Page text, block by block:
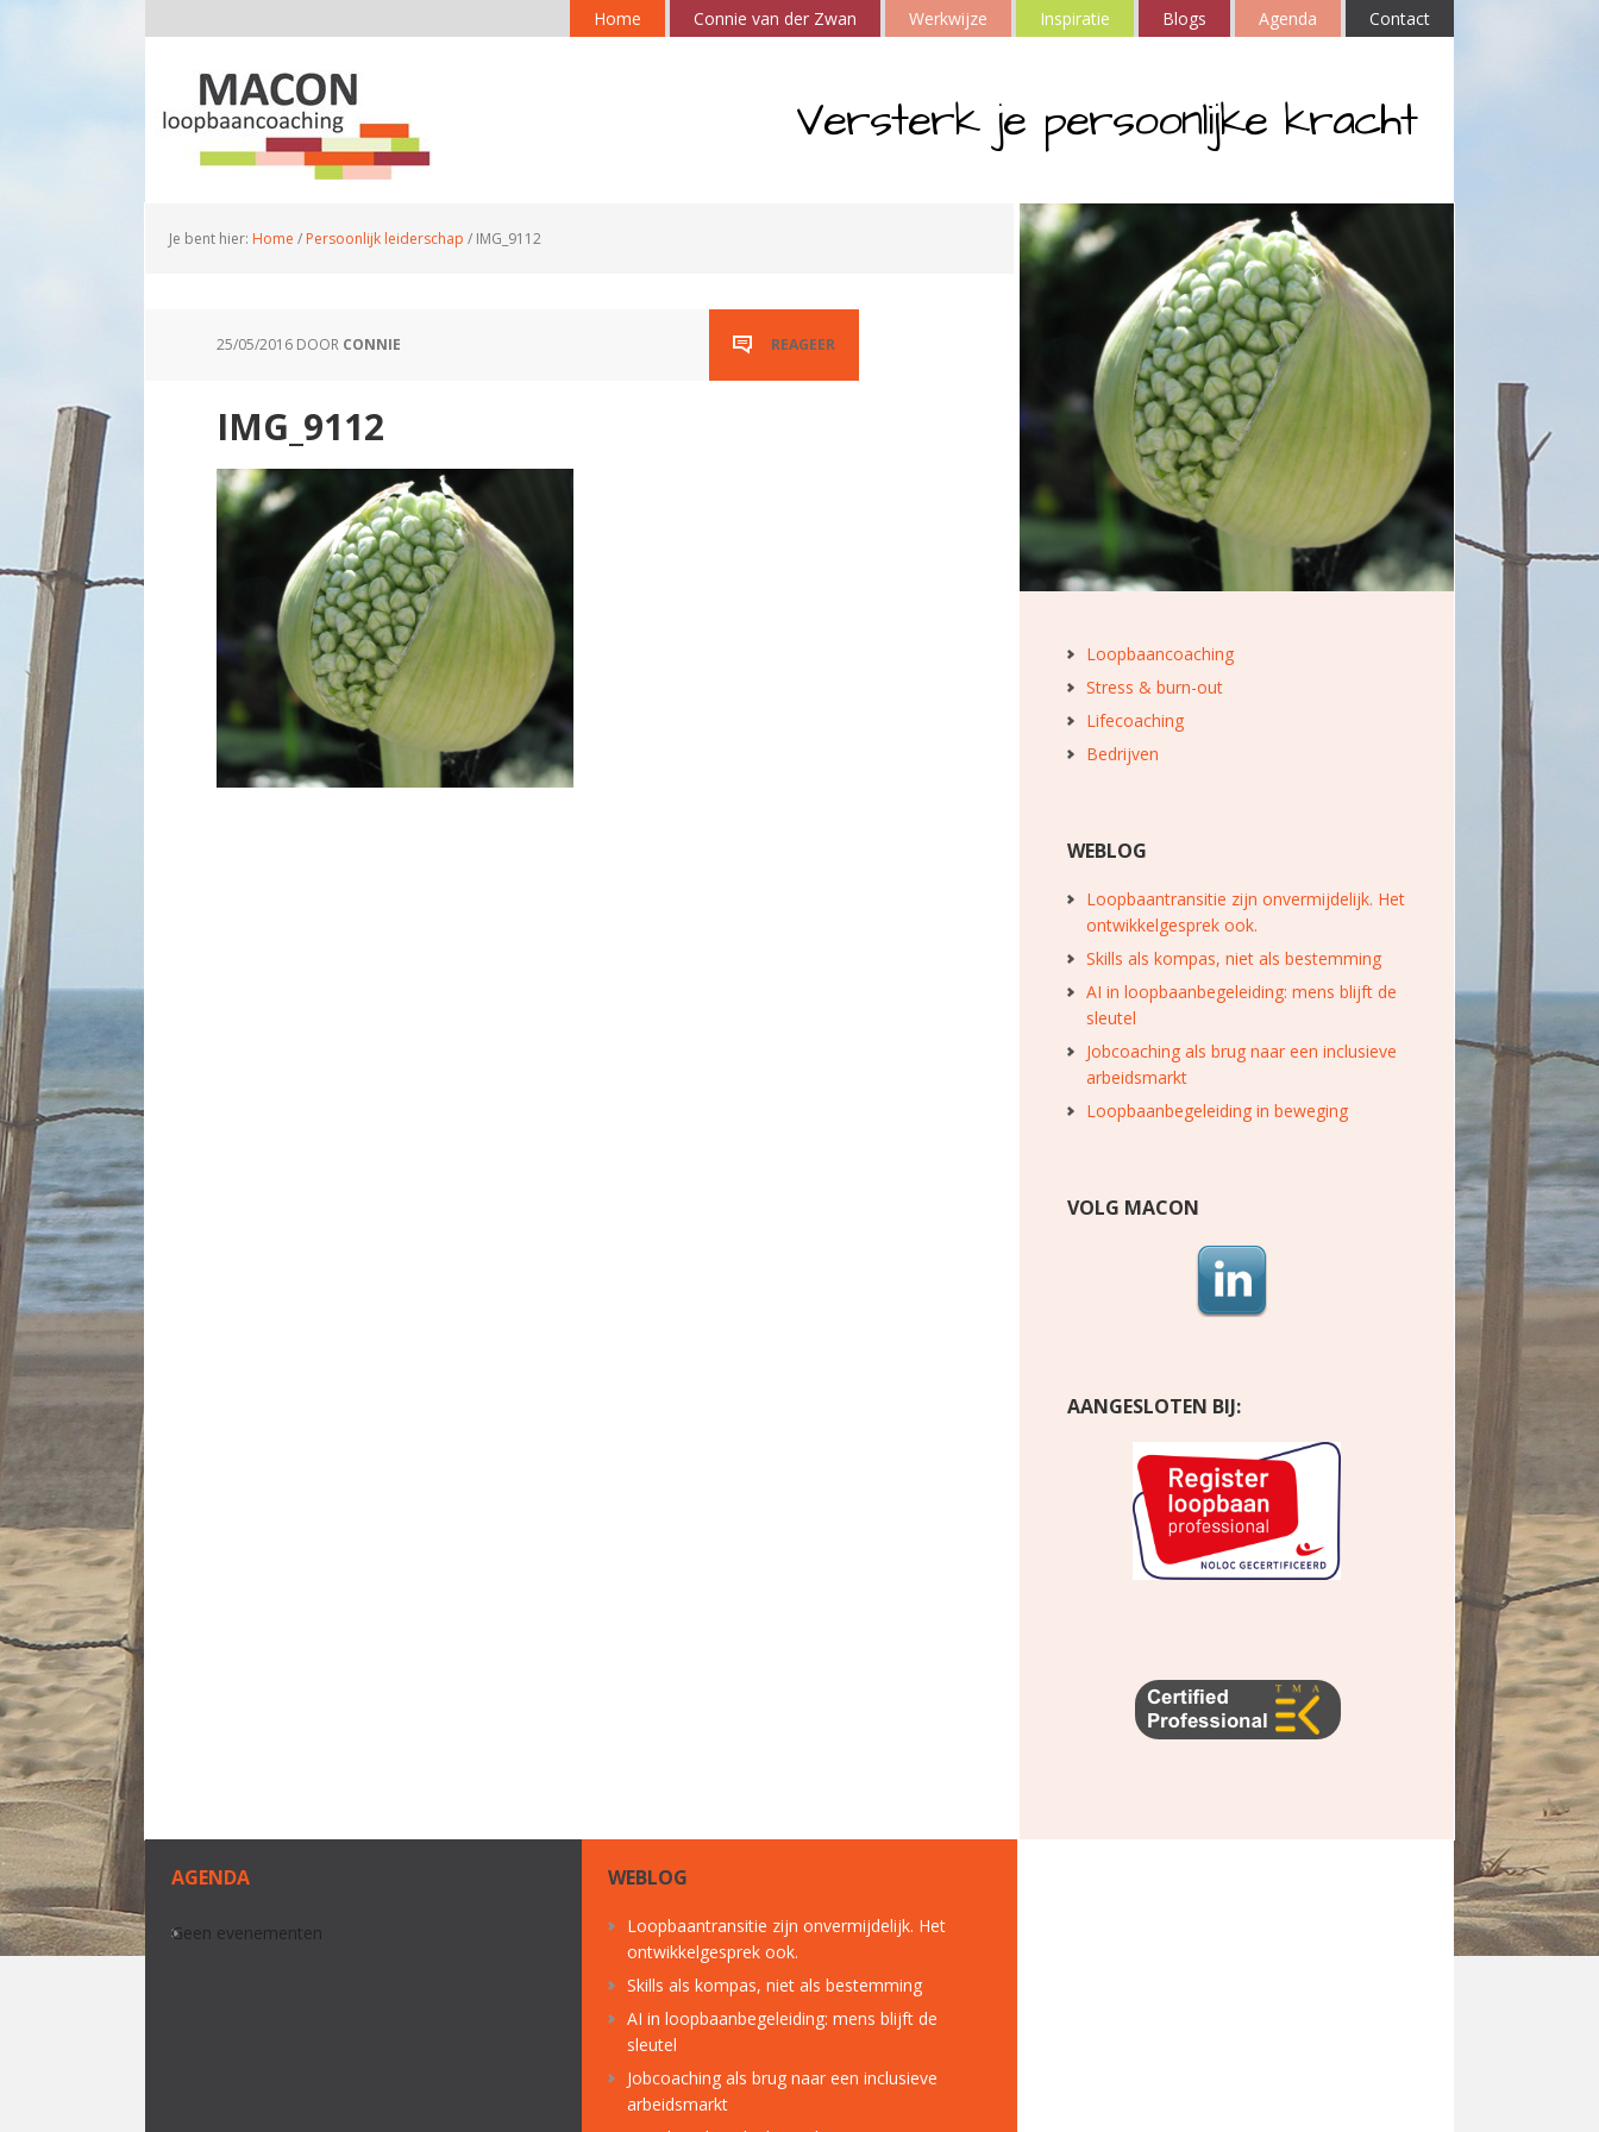
Home Connie van der Zwan Werkwijze Inspiratie Blogs Agenda Contact
Versterk je persoonlijke kracht
Je bent hier: Home / Persoonlijk leiderschap / IMG_9112
25/05/2016 DOOR CONNIE REAGEER
IMG_9112
Loopbaancoaching
Stress & burn-out
Lifecoaching
Bedrijven
WEBLOG
Loopbaantransitie zijn onvermijdelijk. Het
ontwikkelgesprek ook.
Skills als kompas, niet als bestemming
AI in loopbaanbegeleiding: mens blijft de
sleutel
Jobcoaching als brug naar een inclusieve
arbeidsmarkt
Loopbaanbegeleiding in beweging
VOLG MACON
AANGESLOTEN BIJ:
AGENDA
Geen evenementen
WEBLOG
Loopbaantransitie zijn onvermijdelijk. Het
ontwikkelgesprek ook.
Skills als kompas, niet als bestemming
AI in loopbaanbegeleiding: mens blijft de
sleutel
Jobcoaching als brug naar een inclusieve
arbeidsmarkt